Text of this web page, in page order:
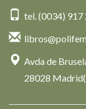
tel. (0034) 917
Avda de
28028